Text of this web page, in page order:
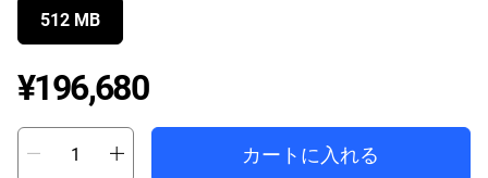
512 MB
¥196,680Price ¥196,680
カートに入れる